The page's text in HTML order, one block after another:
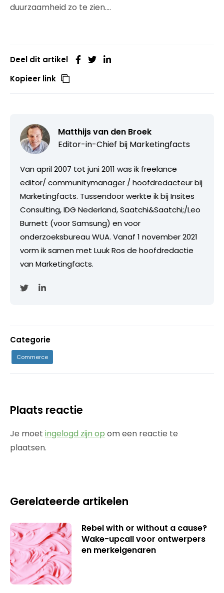
duurzaamheid zo te zien….
Deel dit artikel
Kopieer link
Matthijs van den Broek
Editor-in-Chief bij Marketingfacts
Van april 2007 tot juni 2011 was ik freelance
editor/ communitymanager / hoofdredacteur bij
Marketingfacts. Tussendoor werkte ik bij Insites
Consulting, IDG Nederland, Saatchi&Saatchi;/Leo
Burnett (voor Samsung) en voor
onderzoeksbureau WUA. Vanaf 1 november 2021
vorm ik samen met Luuk Ros de hoofdredactie
van Marketingfacts.
Categorie
Commerce
Plaats reactie
Je moet ingelogd zijn op om een reactie te
plaatsen.
Gerelateerde artikelen
Rebel with or without a cause?
Wake-upcall voor ontwerpers
en merkeigenaren